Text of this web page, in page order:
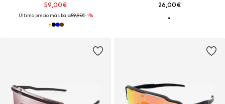
59,00€
Último precio más bajo:59,95€-1%
26,00€